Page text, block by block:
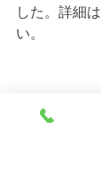
した。詳細は
い。